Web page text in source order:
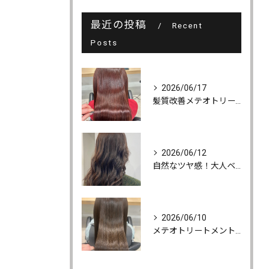
最近の投稿
Recent
Posts
2026/06/17
2026/06/12
2026/06/10